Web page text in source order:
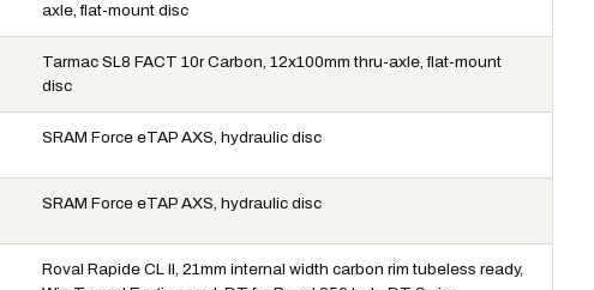
axle, flat-mount disc
Tarmac SL8 FACT 10r Carbon, 12x100mm thru-axle, flat-mount
disc
SRAM Force eTAP AXS, hydraulic disc
SRAM Force eTAP AXS, hydraulic disc
Roval Rapide CL II, 21mm internal width carbon rim tubeless ready,